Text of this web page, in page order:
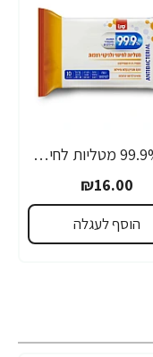
סנו 99.9% מטליות לחיטוי ולניקוי רצפות - 10 יחידות
₪16.00
הוסף לעגלה